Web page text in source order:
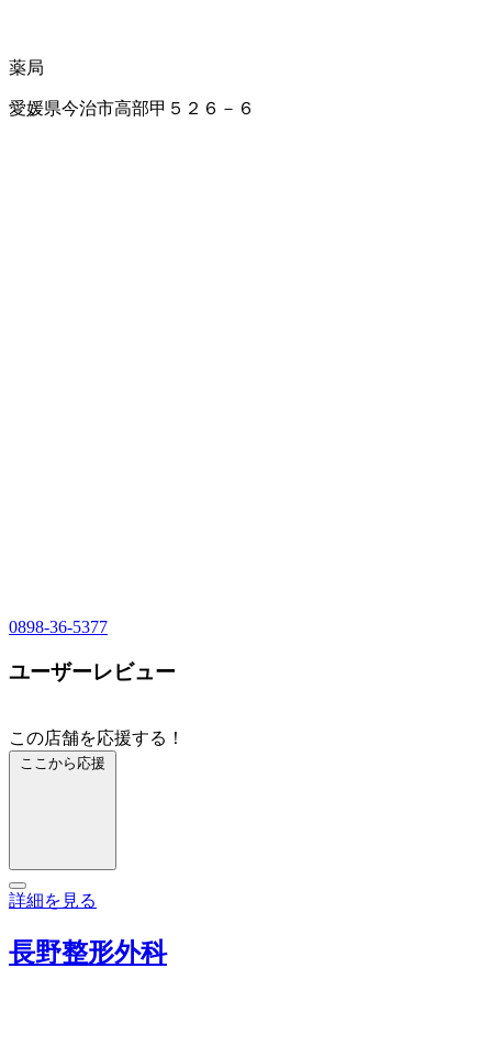
薬局
愛媛県今治市高部甲５２６－６
0898-36-5377
ユーザーレビュー
この店舗を応援する！
ここから応援
詳細を見る
長野整形外科